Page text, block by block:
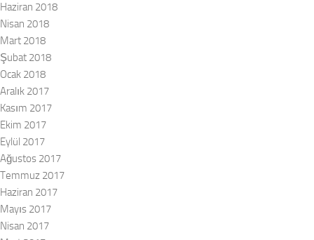
Haziran 2018
Nisan 2018
Mart 2018
Şubat 2018
Ocak 2018
Aralık 2017
Kasım 2017
Ekim 2017
Eylül 2017
Ağustos 2017
Temmuz 2017
Haziran 2017
Mayıs 2017
Nisan 2017